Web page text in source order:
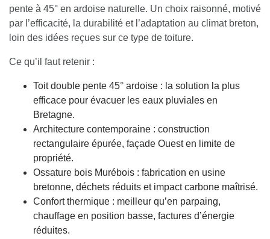
pente à 45° en ardoise naturelle. Un choix raisonné, motivé
par l’efficacité, la durabilité et l’adaptation au climat breton,
loin des idées reçues sur ce type de toiture.
Ce qu’il faut retenir :
Toit double pente 45° ardoise : la solution la plus
efficace pour évacuer les eaux pluviales en
Bretagne.
Architecture contemporaine : construction
rectangulaire épurée, façade Ouest en limite de
propriété.
Ossature bois Murébois : fabrication en usine
bretonne, déchets réduits et impact carbone maîtrisé.
Confort thermique : meilleur qu’en parpaing,
chauffage en position basse, factures d’énergie
réduites.